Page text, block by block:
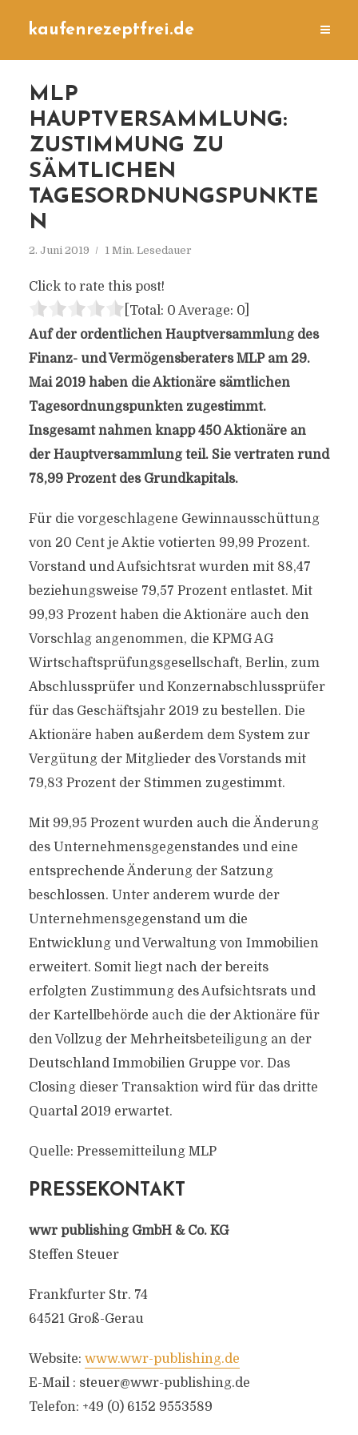
kaufenrezeptfrei.de
MLP
HAUPTVERSAMMLUNG:
ZUSTIMMUNG ZU
SÄMTLICHEN
TAGESORDNUNGSPUNKTE
N
2. Juni 2019 1 Min. Lesedauer
Click to rate this post!
[Total: 0 Average: 0]
Auf der ordentlichen Hauptversammlung des
Finanz- und Vermögensberaters MLP am 29.
Mai 2019 haben die Aktionäre sämtlichen
Tagesordnungspunkten zugestimmt.
Insgesamt nahmen knapp 450 Aktionäre an
der Hauptversammlung teil. Sie vertraten rund
78,99 Prozent des Grundkapitals.
Für die vorgeschlagene Gewinnausschüttung
von 20 Cent je Aktie votierten 99,99 Prozent.
Vorstand und Aufsichtsrat wurden mit 88,47
beziehungsweise 79,57 Prozent entlastet. Mit
99,93 Prozent haben die Aktionäre auch den
Vorschlag angenommen, die KPMG AG
Wirtschaftsprüfungsgesellschaft, Berlin, zum
Abschlussprüfer und Konzernabschlussprüfer
für das Geschäftsjahr 2019 zu bestellen. Die
Aktionäre haben außerdem dem System zur
Vergütung der Mitglieder des Vorstands mit
79,83 Prozent der Stimmen zugestimmt.
Mit 99,95 Prozent wurden auch die Änderung
des Unternehmensgegenstandes und eine
entsprechende Änderung der Satzung
beschlossen. Unter anderem wurde der
Unternehmensgegenstand um die
Entwicklung und Verwaltung von Immobilien
erweitert. Somit liegt nach der bereits
erfolgten Zustimmung des Aufsichtsrats und
der Kartellbehörde auch die der Aktionäre für
den Vollzug der Mehrheitsbeteiligung an der
Deutschland Immobilien Gruppe vor. Das
Closing dieser Transaktion wird für das dritte
Quartal 2019 erwartet.
Quelle: Pressemitteilung MLP
PRESSEKONTAKT
wwr publishing GmbH & Co. KG
Steffen Steuer
Frankfurter Str. 74
64521 Groß-Gerau
Website: www.wwr-publishing.de
E-Mail : steuer@wwr-publishing.de
Telefon: +49 (0) 6152 9553589